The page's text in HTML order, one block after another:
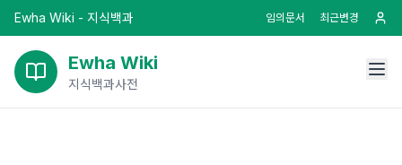
Ewha Wiki - 지식백과 임의문서 최근변경
Ewha Wiki
지식백과사전